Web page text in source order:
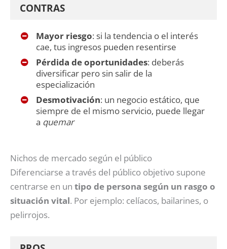
CONTRAS
Mayor riesgo: si la tendencia o el interés
cae, tus ingresos pueden resentirse
Pérdida de oportunidades: deberás
diversificar pero sin salir de la
especialización
Desmotivación: un negocio estático, que
siempre de el mismo servicio, puede llegar
a quemar
Nichos de mercado según el público
Diferenciarse a través del público objetivo supone
centrarse en un tipo de persona según un rasgo o
situación vital. Por ejemplo: celíacos, bailarines, o
pelirrojos.